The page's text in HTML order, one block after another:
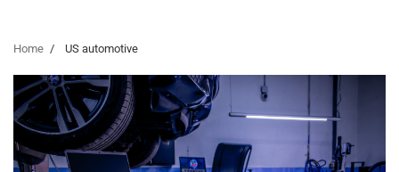
Home US automotive